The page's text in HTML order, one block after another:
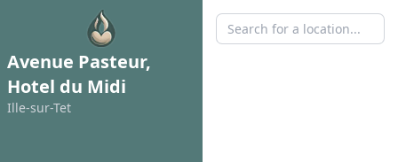
Avenue Pasteur,
Hotel du Midi
Ille-sur-Tet